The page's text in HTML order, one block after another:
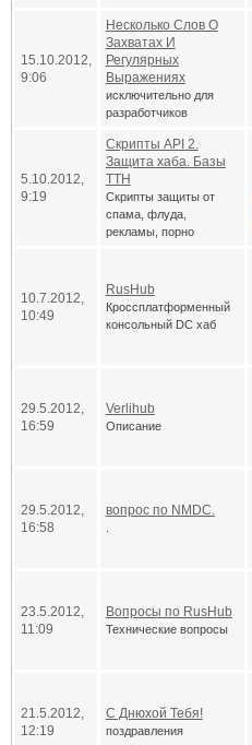
15.10.2012,
9:06
Несколько Слов О
Захватах И
Регулярных
Выражениях
исключительно для
разработчиков
5.10.2012,
9:19
Скрипты API 2.
Защита хаба. Базы
TTH
Скрипты защиты от
спама, флуда,
рекламы, порно
10.7.2012,
10:49
RusHub
Кроссплатформенный
консольный DC хаб
29.5.2012,
16:59
Verlihub
Описание
29.5.2012,
16:58
вопрос по NMDC.
23.5.2012,
11:09
Вопросы по RusHub
Технические вопросы
21.5.2012,
12:19
С Днюхой Тебя!
поздравления